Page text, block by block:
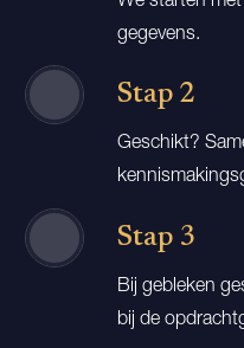
gegevens.
Stap 2
Geschikt?
Stap 3
Bij gebleken
bij de